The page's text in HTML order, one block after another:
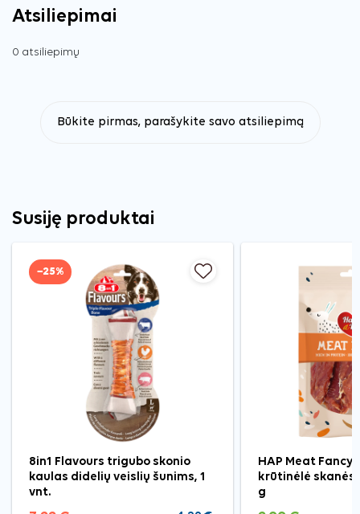
Atsiliepimai
0 atsiliepimų
Būkite pirmas, parašykite savo atsiliepimą
Susiję produktai
−25%
8in1 Flavours trigubo skonio
kaulas didelių veislių šunims, 1
vnt.
HAP Meat Fancy
krūtinėlė
g